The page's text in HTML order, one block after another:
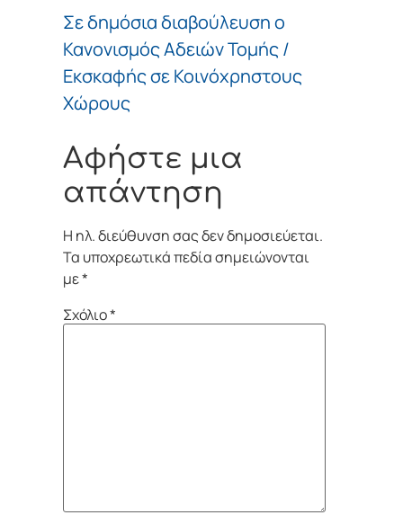
Σε δημόσια διαβούλευση ο
Κανονισμός Αδειών Τομής /
Εκσκαφής σε Κοινόχρηστους
Χώρους
Αφήστε μια
απάντηση
Η ηλ. διεύθυνση σας δεν δημοσιεύεται.
Τα υποχρεωτικά πεδία σημειώνονται
με*
Σχόλιο*